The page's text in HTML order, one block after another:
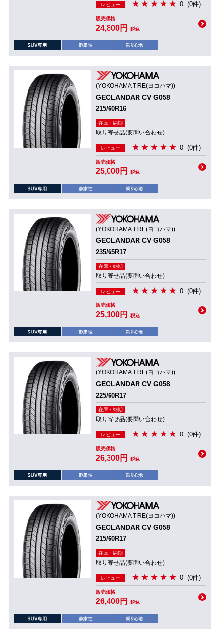
レビュー 0 (0件)
販売価格
24,800円 税込
(YOKOHAMA TIRE(ヨコハマ))
GEOLANDAR CV G058
215/60R16
在庫・納期
取り寄せ品(要問い合わせ)
レビュー 0 (0件)
販売価格
25,000円 税込
(YOKOHAMA TIRE(ヨコハマ))
GEOLANDAR CV G058
235/65R17
在庫・納期
取り寄せ品(要問い合わせ)
レビュー 0 (0件)
販売価格
25,100円 税込
(YOKOHAMA TIRE(ヨコハマ))
GEOLANDAR CV G058
225/60R17
在庫・納期
取り寄せ品(要問い合わせ)
レビュー 0 (0件)
販売価格
26,300円 税込
(YOKOHAMA TIRE(ヨコハマ))
GEOLANDAR CV G058
215/60R17
在庫・納期
取り寄せ品(要問い合わせ)
レビュー 0 (0件)
販売価格
26,400円 税込